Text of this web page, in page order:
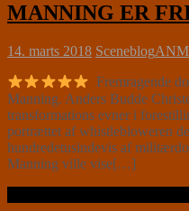
MANNING ER
14. marts 2018 Sceneblog
Fremragende
Manning. Anders Budde
transformations evner i
portrættet af whistlebloweren
hundredetusindevis af
Manning ville vise[…]